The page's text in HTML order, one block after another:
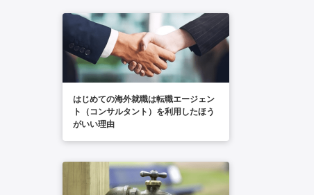
はじめての海外就職は転職エージェン
ト（コンサルタント）を利用したほう
がいい理由